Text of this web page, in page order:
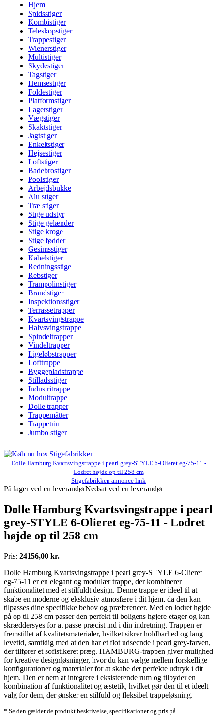
Hjem
Spidsstiger
Kombistiger
Teleskopstiger
Trappestiger
Wienerstiger
Multistiger
Skydestiger
Tagstiger
Hemsestiger
Foldestiger
Platformstiger
Lagerstiger
Vægstiger
Skaktstiger
Jagtstiger
Enkeltstiger
Hejsestiger
Loftstiger
Badebrostiger
Poolstiger
Arbejdsbukke
Alu stiger
Træ stiger
Stige udstyr
Stige gelænder
Stige kroge
Stige fødder
Gesimsstiger
Kabelstiger
Redningsstige
Rebstiger
Trampolinstiger
Brandstiger
Inspektionsstiger
Terrassetrapper
Kvartsvingstrappe
Halvsvingstrappe
Spindeltrapper
Vindeltrapper
Ligeløbstrapper
Lofttrappe
Byggepladstrappe
Stilladsstiger
Industritrappe
Modultrappe
Dolle trapper
Trappemåtter
Trappetrin
Jumbo stiger
Dolle Hamburg Kvartsvingstrappe i pearl grey-STYLE 6-Olieret eg-75-11 -
Lodret højde op til 258 cm
Stigefabrikken annonce link
På lager ved en leverandørNedsat ved en leverandør
Dolle Hamburg Kvartsvingstrappe i pearl
grey-STYLE 6-Olieret eg-75-11 - Lodret
højde op til 258 cm
Pris: 24156,00 kr.
Dolle Hamburg Kvartsvingstrappe i pearl grey-STYLE 6-Olieret
eg-75-11 er en elegant og modulær trappe, der kombinerer
funktionalitet med et stilfuldt design. Denne trappe er ideel til at
skabe en moderne og eksklusiv atmosfære i dit hjem, da den kan
tilpasses dine specifikke behov og præferencer. Med en lodret højde
på op til 258 cm passer den perfekt til boligens højere etager og kan
skræddersyes for at passe præcist ind i din indretning. Trappen er
fremstillet af kvalitetsmaterialer, hvilket sikrer holdbarhed og lang
levetid, samtidig med at den har et flot udseende i pearl grey-farven,
der tilfører et sofistikeret præg. HAMBURG-trappen giver mulighed
for kreative designløsninger, hvor du kan vælge mellem forskellige
konfigurationer og materialer for at skabe det perfekte udtryk i dit
hjem. Den er nem at integrere i eksisterende rum og tilbyder en
kombination af funktionalitet og æstetik, hvilket gør den til et ideelt
valg for dem, der ønsker en stilfuld og fleksibel trappeløsning.
* Se den gældende produkt beskrivelse, specifikationer og pris på